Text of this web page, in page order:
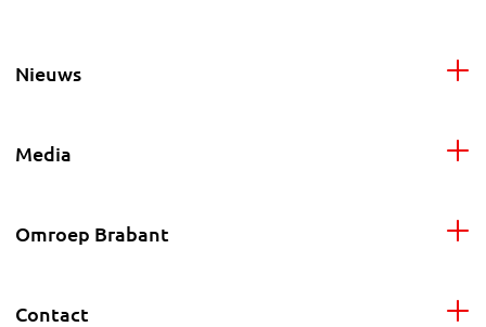
Nieuws
Media
Omroep Brabant
Contact